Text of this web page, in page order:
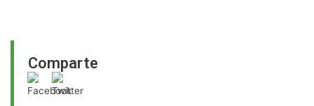
Comparte